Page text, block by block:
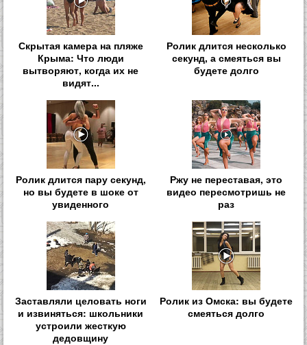
Скрытая камера на пляже
Крыма: Что люди
вытворяют, когда их не
видят...
Ролик длится несколько
секунд, а смеяться вы
будете долго
Ролик длится пару секунд,
но вы будете в шоке от
увиденного
Ржу не переставая, это
видео пересмотришь не
раз
Заставляли целовать ноги
и извиняться: школьники
устроили жесткую
дедовщину
Ролик из Омска: вы будете
смеяться долго